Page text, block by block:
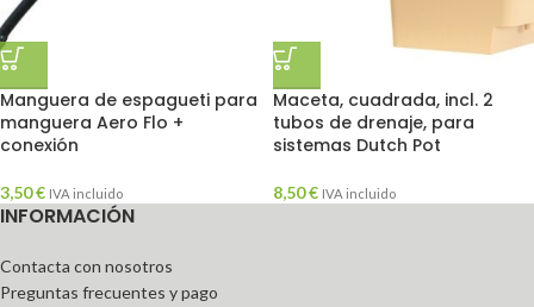
Manguera de espagueti para
manguera Aero Flo +
conexión
3,50€ IVA incluido
Maceta, cuadrada, incl. 2
tubos de drenaje, para
sistemas Dutch Pot
8,50€ IVA incluido
INFORMACIÓN
Contacta con nosotros
Preguntas frecuentes y pago